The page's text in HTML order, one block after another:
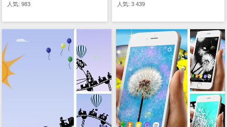
人気: 983 人気: 3 439